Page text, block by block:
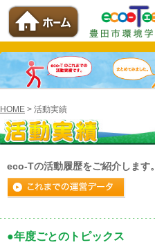
HOME > 活動実績
eco-Tの活動履歴をご紹介します。
●年度ごとのトピックス